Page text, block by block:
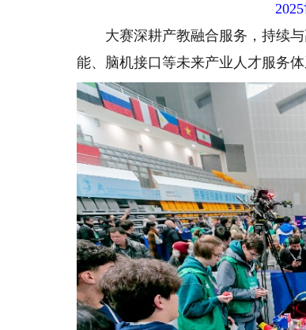
大赛深耕产教融合服务，持续与
能、脑机接口等未来产业人才服务